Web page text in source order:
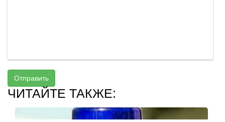
Отправить
ЧИТАЙТЕ ТАКЖЕ: